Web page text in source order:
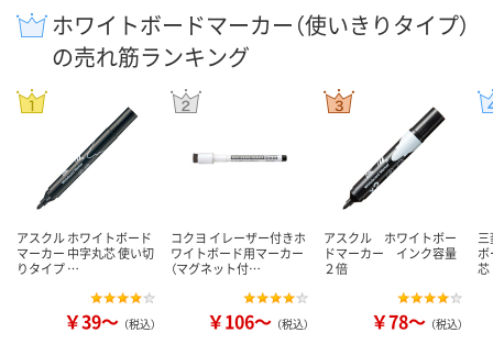
ホワイトボードマーカー（使いきりタイプ）
の売れ筋ランキング
アスクル ホワイトボード
マーカー 中字丸芯 使い切
りタイプ …
￥39～ （税込）
コクヨ イレーザー付きホ
ワイトボード用マーカー
（マグネット付…
￥106～ （税込）
アスクル ホワイトボー
ドマーカー インク容量
２倍
￥78～ （税込）
芯